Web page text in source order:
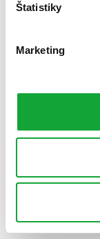
Štatistiky
Marketing